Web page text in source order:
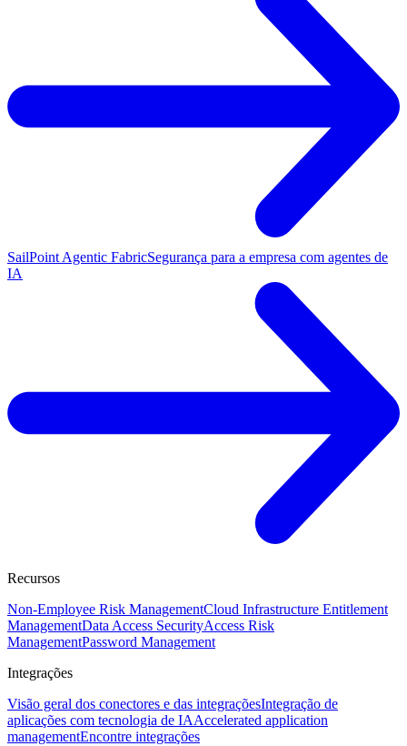
SailPoint Agentic FabricSegurança para a empresa com agentes de
IA
Recursos
Non-Employee Risk ManagementCloud Infrastructure Entitlement
ManagementData Access SecurityAccess Risk
ManagementPassword Management
Integrações
Visão geral dos conectores e das integraçõesIntegração de
aplicações com tecnologia de IAAccelerated application
managementEncontre integrações